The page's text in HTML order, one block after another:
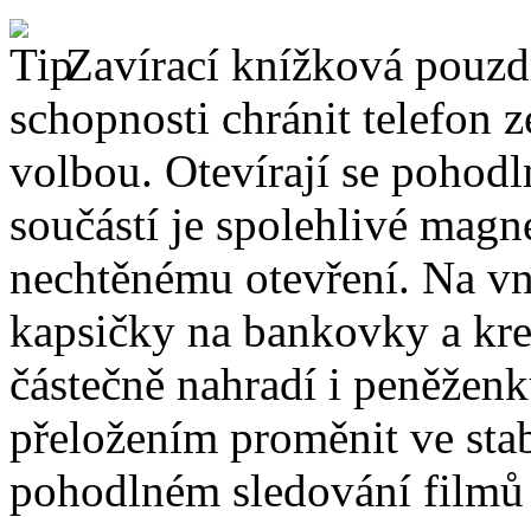
Zavírací knížková
schopnosti chránit telefon
volbou. Otevírají se
součástí je spolehlivé
nechtěnému otevření. Na
kapsičky na bankovky a
částečně nahradí i
přeložením proměnit ve
pohodlném sledování